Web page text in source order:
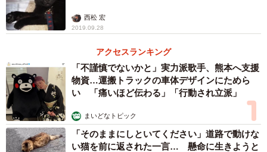
西松 宏
2019.09.28
アクセスランキング
「不謹慎でないかと」実力派歌手、熊本へ支援
物資…運搬トラックの車体デザインにためら
い 「痛いほど伝わる」「行動され立派」
まいどなトピック
「そのままにしといてください」道路で動けな
い猫を前に返された一言… 懸命に生きようと